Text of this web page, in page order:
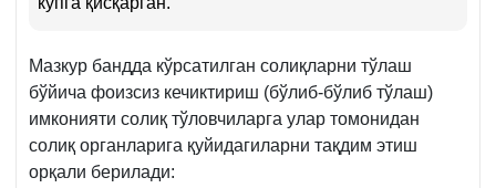
Мазкур бандда кўрсатилган солиқларни тўлаш
бўйича фоизсиз кечиктириш (бўлиб-бўлиб тўлаш)
имконияти солиқ тўловчиларга улар томонидан
солиқ органларига қуйидагиларни тақдим этиш
орқали берилади: